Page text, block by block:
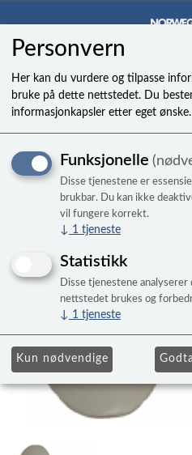
Fastener,xmas
Personvern
Her kan du vurdere og tilpasse
bruke på dette nettstedet. Du
informasjonkapsler etter eget ønske.
Funksjonelle
Disse tjenestene er
brukbar. Du kan ikke
vil fungere korrekt.
↓ 1 tjeneste
Statistikk
Disse tjenestene
nettstedet brukes og
↓ 1 tjeneste
Kun nødvendige